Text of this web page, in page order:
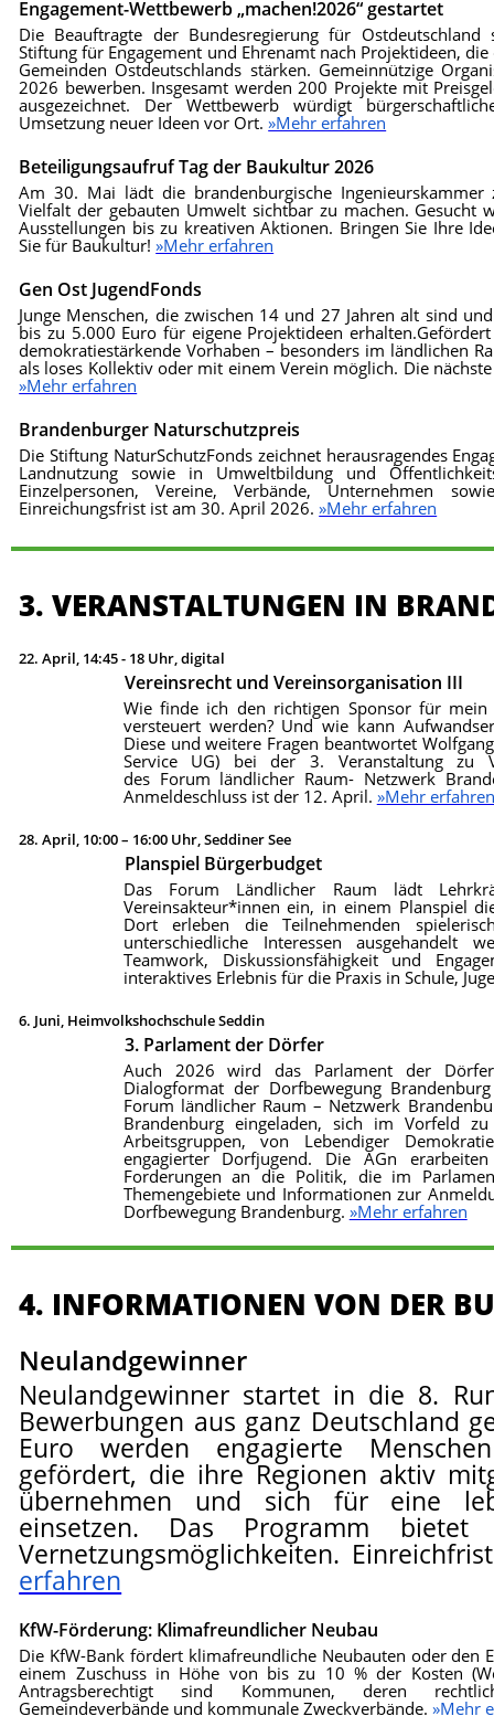
Engagement-Wettbewerb „machen!2026“ gestartet
Die Beauftragte der Bundesregierung für
Stiftung für Engagement und Ehrenamt nach Projektideen,
Gemeinden Ostdeutschlands stärken. Gemeinnützige
2026 bewerben. Insgesamt werden 200 Projekte mit
ausgezeichnet. Der Wettbewerb würdigt
Umsetzung neuer Ideen vor Ort.»Mehr erfahren
Beteiligungsaufruf Tag der Baukultur 2026
Am 30. Mai lädt die brandenburgische
Vielfalt der gebauten Umwelt sichtbar zu machen. Gesucht
Ausstellungen bis zu kreativen Aktionen. Bringen Sie Ihre
Sie für Baukultur!»Mehr erfahren
Gen Ost JugendFonds
Junge Menschen, die zwischen 14 und 27 Jahren alt sind
bis zu 5.000 Euro für eigene Projektideen
demokratiestärkende Vorhaben – besonders im ländlichen
als loses Kollektiv oder mit einem Verein möglich. Die
»Mehr erfahren
Brandenburger Naturschutzpreis
Die Stiftung NaturSchutzFonds zeichnet herausragendes
Landnutzung sowie in Umweltbildung und
Einzelpersonen, Vereine, Verbände, Unternehmen
Einreichungsfrist ist am 30. April 2026.»Mehr erfahren
3. VERANSTALTUNGEN IN
22. April, 14:45 - 18 Uhr, digital
Vereinsrecht und Vereinsorganisation III
Wie finde ich den richtigen Sponsor für mein
versteuert werden? Und wie kann
Diese und weitere Fragen beantwortet
Service UG) bei der 3. Veranstaltung zu
des Forum ländlicher Raum- Netzwerk
Anmeldeschluss ist der 12. April. »Mehr erfahren
28. April, 10:00 – 16:00 Uhr, Seddiner See
Planspiel Bürgerbudget
Das Forum Ländlicher Raum lädt
Vereinsakteur*innen ein, in einem Planspiel
Dort erleben die Teilnehmenden
unterschiedliche Interessen ausgehandelt
Teamwork, Diskussionsfähigkeit und
interaktives Erlebnis für die Praxis in Schule,
6. Juni, Heimvolkshochschule Seddin
3. Parlament der Dörfer
Auch 2026 wird das Parlament der
Dialogformat der Dorfbewegung
Forum ländlicher Raum – Netzwerk
Brandenburg eingeladen, sich im Vorfeld
Arbeitsgruppen, von Lebendiger
engagierter Dorfjugend. Die AGn
Forderungen an die Politik, die im
Themengebiete und Informationen zur
Dorfbewegung Brandenburg. »Mehr erfahren
4. INFORMATIONEN VON DER
Neulandgewinner
Neulandgewinner startet in die 8.
Bewerbungen aus ganz Deutschland
Euro werden engagierte
gefördert, die ihre Regionen aktiv
übernehmen und sich für eine
einsetzen. Das Programm bietet
Vernetzungsmöglichkeiten.
erfahren
KfW-Förderung: Klimafreundlicher Neubau
Die KfW-Bank fördert klimafreundliche Neubauten oder den
einem Zuschuss in Höhe von bis zu 10 % der Kosten
Antragsberechtigt sind Kommunen, deren
Gemeindeverbände und kommunale Zweckverbände.»Mehr